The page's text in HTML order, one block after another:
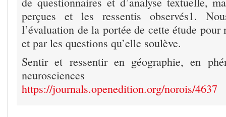
perçues et les ressentis observés1.
l’évaluation de la portée de cette étude
et par les questions qu’elle soulève.
Sentir et ressentir en géographie, en
neurosciences
https://journals.openedition.org/norois/4637